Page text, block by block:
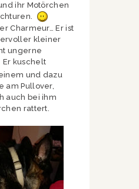
ihr Motörchen
Charmeur… Er ist
kleiner
ungerne
Er kuschelt
und dazu
am Pullover,
auch bei ihm
rattert.